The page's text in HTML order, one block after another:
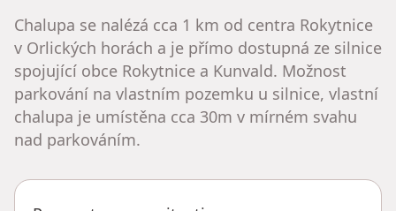
Chalupa se nalézá cca 1 km od centra Rokytnice
v Orlických horách a je přímo dostupná ze silnice
spojující obce Rokytnice a Kunvald. Možnost
parkování na vlastním pozemku u silnice, vlastní
chalupa je umístěna cca 30m v mírném svahu
nad parkováním.